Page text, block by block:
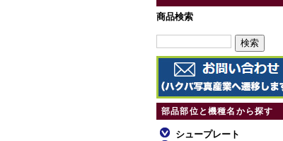
商品検索
部品部位と機種名から探す
シュープレート